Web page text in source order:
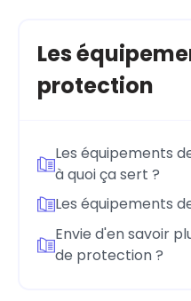
Les
protection
Les équipements
à quoi ça sert ?
Les équipements
Envie d'en savoir
de protection ?